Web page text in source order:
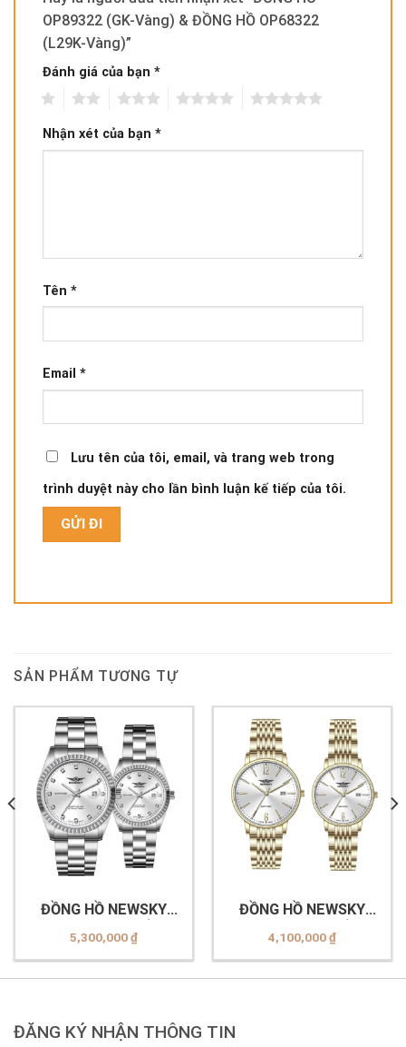
OP89322 (GK-Vàng) & ĐỒNG HỒ OP68322
(L29K-Vàng)”
Đánh giá của bạn *
Nhận xét của bạn *
Tên *
Email *
Lưu tên của tôi, email, và trang web trong
trình duyệt này cho lần bình luận kế tiếp của tôi.
SẢN PHẨM TƯƠNG TỰ
ĐỒNG HỒ NEWSKY
NS5020G.S01 & ĐỒNG
HỒ NEWSKY
NS5020L.S01
5,300,000₫
ĐỒNG HỒ NEWSKY
NS5010G.S05 & ĐỒNG
HỒ NEWSKY
NS5010L.S05
4,100,000₫
ĐĂNG KÝ NHẬN THÔNG TIN